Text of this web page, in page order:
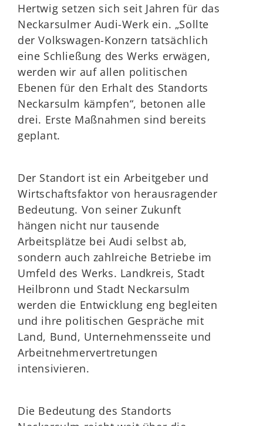
Hertwig setzen sich seit Jahren für das
Neckarsulmer Audi-Werk ein. „Sollte
der Volkswagen-Konzern tatsächlich
eine Schließung des Werks erwägen,
werden wir auf allen politischen
Ebenen für den Erhalt des Standorts
Neckarsulm kämpfen“, betonen alle
drei. Erste Maßnahmen sind bereits
geplant.
Der Standort ist ein Arbeitgeber und
Wirtschaftsfaktor von herausragender
Bedeutung. Von seiner Zukunft
hängen nicht nur tausende
Arbeitsplätze bei Audi selbst ab,
sondern auch zahlreiche Betriebe im
Umfeld des Werks. Landkreis, Stadt
Heilbronn und Stadt Neckarsulm
werden die Entwicklung eng begleiten
und ihre politischen Gespräche mit
Land, Bund, Unternehmensseite und
Arbeitnehmervertretungen
intensivieren.
Die Bedeutung des Standorts